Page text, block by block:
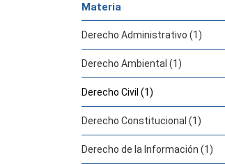
Materia
Derecho Administrativo (1)
Derecho Ambiental (1)
Derecho Civil (1)
Derecho Constitucional (1)
Derecho de la Información (1)